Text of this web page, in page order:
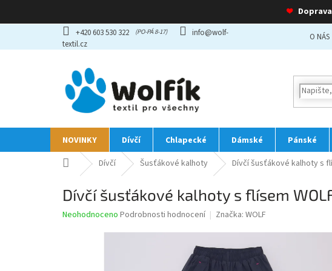
❤ Doprava
obsah
+420 603 530 322
info@wolf-
textil.cz
O NÁS
NOVINKY Dívčí Chlapecké Dámské Pánské
Domů Dívčí Šusťákové kalhoty Dívčí šusťákové kalhoty s
Dívčí šusťákové kalhoty s flísem
Průměrné
Neohodnoceno Podrobnosti hodnocení Značka: WOLF